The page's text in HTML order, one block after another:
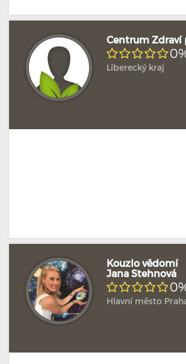
Centrum Zdraví
Liberecký kraj
Kouzlo vědomí
Jana Stehnová
Hlavní město
Doposud žádné hodnocení